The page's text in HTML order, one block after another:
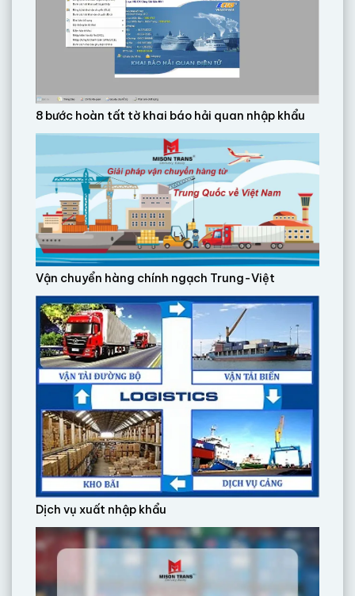
8 bước hoàn tất tờ khai báo hải quan nhập khẩu
Vận chuyển hàng chính ngạch Trung-Việt
Dịch vụ xuất nhập khẩu